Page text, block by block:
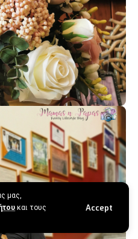
μας,
και τους
Accept